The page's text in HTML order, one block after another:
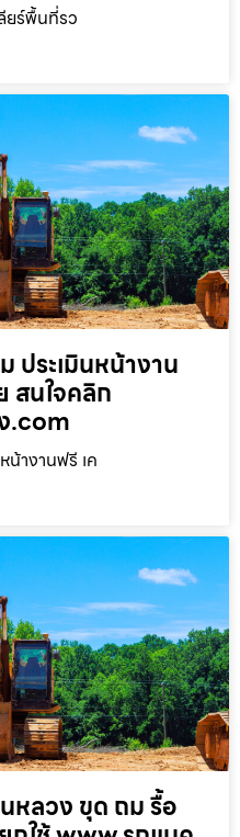
ยร์พื้นที่รว
ประเมินหน้างาน
สนใจคลิก
.com
น้างานฟรี เค
หลวง ขุด ถม รื้อ